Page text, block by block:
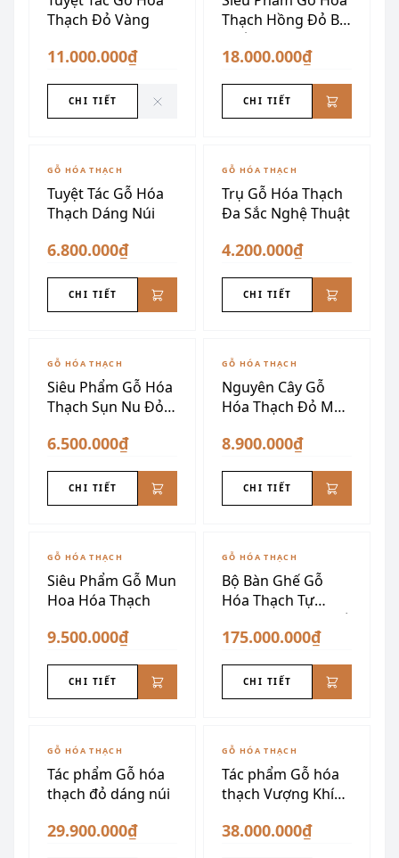
Thạch Đỏ Vàng
11.000.000₫
CHI TIẾT
Thạch Hồng Đỏ Bề
Thế
18.000.000₫
CHI TIẾT
GỖ HÓA THẠCH
Tuyệt Tác Gỗ Hóa
Thạch Dáng Núi
6.800.000₫
CHI TIẾT
GỖ HÓA THẠCH
Trụ Gỗ Hóa Thạch
Đa Sắc Nghệ Thuật
4.200.000₫
CHI TIẾT
GỖ HÓA THẠCH
Siêu Phẩm Gỗ Hóa
Thạch Sụn Nu Đỏ
6.500.000₫
CHI TIẾT
GỖ HÓA THẠCH
Nguyên Cây Gỗ
Hóa Thạch Đỏ Mận
8.900.000₫
CHI TIẾT
GỖ HÓA THẠCH
Siêu Phẩm Gỗ Mun
Hoa Hóa Thạch
9.500.000₫
CHI TIẾT
GỖ HÓA THẠCH
Bộ Bàn Ghế Gỗ
Hóa Thạch Tự
Nhiên Nguyên Khối
175.000.000₫
CHI TIẾT
GỖ HÓA THẠCH
Tác phẩm Gỗ hóa
thạch đỏ dáng núi
29.900.000₫
ĐÃ SƯU TẦM
GỖ HÓA THẠCH
Tác phẩm Gỗ hóa
thạch Vượng Khí
38.000.000₫